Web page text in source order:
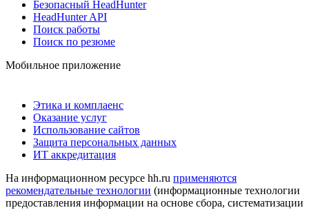
Безопасный HeadHunter
HeadHunter API
Поиск работы
Поиск по резюме
Мобильное приложение
Этика и комплаенс
Оказание услуг
Использование сайтов
Защита персональных данных
ИТ аккредитация
На информационном ресурсе hh.ru применяются
рекомендательные технологии (информационные технологии
предоставления информации на основе сбора, систематизации